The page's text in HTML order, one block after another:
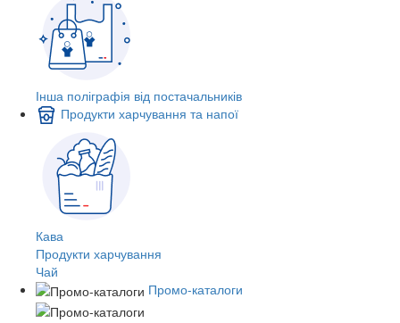
Інша поліграфія від постачальників
Продукти харчування та напої
Кава
Продукти харчування
Чай
Промо-каталоги